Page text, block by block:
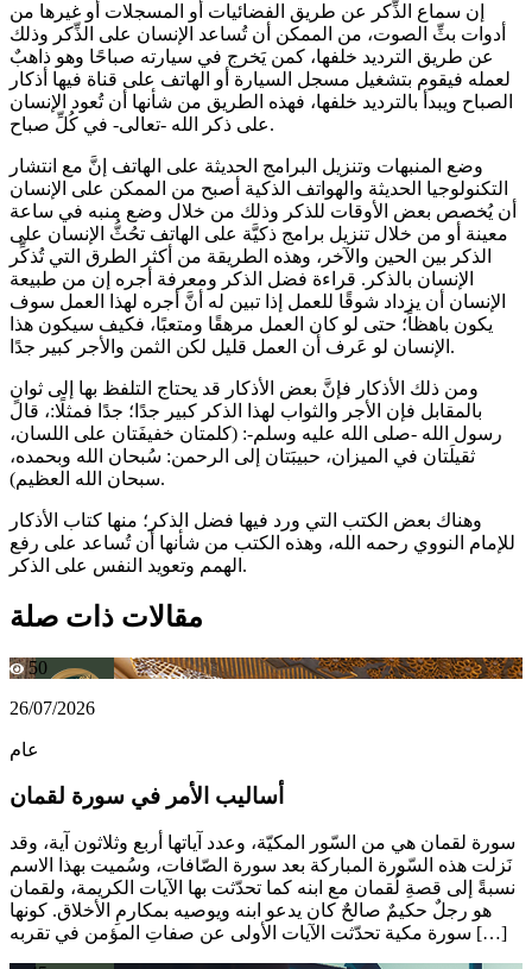
إن سماع الذِّكر عن طريق الفضائيات أو المسجلات أو غيرها من
أدوات بثِّ الصوت، من الممكن أن تُساعد الإنسان على الذِّكر وذلك
عن طريق الترديد خلفها، كمن يَخرج في سيارته صباحًا وهو ذاهبٌ
لعمله فيقوم بتشغيل مسجل السيارة أو الهاتف على قناة فيها أذكار
الصباح ويبدأ بالترديد خلفها، فهذه الطريق من شأنها أن تُعود الإنسان
على ذكر الله -تعالى- في كُلِّ صباح.
وضع المنبهات وتنزيل البرامج الحديثة على الهاتف إنَّ مع انتشار
التكنولوجيا الحديثة والهواتف الذكية أصبح من الممكن على الإنسان
أن يُخصص بعض الأوقات للذكر وذلك من خلال وضع منبه في ساعة
معينة أو من خلال تنزيل برامج ذكيَّة على الهاتف تحُثُّ الإنسان على
الذكر بين الحين والآخر، وهذه الطريقة من أكثر الطرق التي تُذكِّر
الإنسان بالذكر. قراءة فضل الذكر ومعرفة أجره إن من طبيعة
الإنسان أن يزداد شوقًا للعمل إذا تبين له أنَّ أجره لهذا العمل سوف
يكون باهظاً؛ حتى لو كان العمل مرهقًا ومتعبًا، فكيف سيكون هذا
الإنسان لو عَرف أن العمل قليل لكن الثمن والأجر كبير جدًا.
ومن ذلك الأذكار فإنَّ بعض الأذكار قد يحتاج التلفظ بها إلى ثوانٍ
بالمقابل فإن الأجر والثواب لهذا الذكر كبير جدًا؛ جدًا فمثلًا:، قال
رسول الله -صلى الله عليه وسلم-: (كلمتان خفيفَتان على اللسان،
ثقيلَتان في الميزان، حبيبَتان إلى الرحمن: سُبحان الله وبحمده،
سبحان الله العظيم).
وهناك بعض الكتب التي ورد فيها فضل الذكر؛ منها كتاب الأذكار
للإمام النووي رحمه الله، وهذه الكتب من شأنها أن تُساعد على رفع
الهمم وتعويد النفس على الذكر.
مقالات ذات صلة
50
26/07/2026
عام
أساليب الأمر في سورة لقمان
سورة لقمان هي من السّور المكيّة، وعدد آياتها أربع وثلاثون آية، وقد
نَزلت هذه السّورة المباركة بعد سورة الصّافات، وسُميت بهذا الاسم
نسبةً إلى قصةِ لُقمان مع ابنه كما تحدّثت بها الآيات الكريمة، ولقمان
هو رجلٌ حكيمٌ صالحٌ كان يدعو ابنه ويوصيه بمكارمِ الأخلاق. كونها
سورة مكية تحدّثت الآيات الأولى عن صفاتِ المؤمن في تقربه […]